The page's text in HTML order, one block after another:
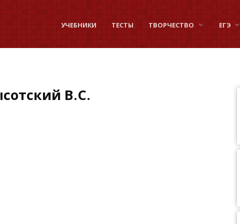
УЧЕБНИКИ ТЕСТЫ ТВОРЧЕСТВО ЕГЭ
В.С.